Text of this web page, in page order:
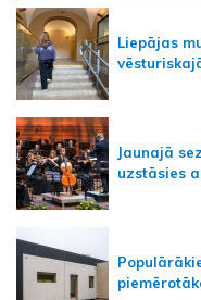
Liepājas
Jaunajā
uzstāsies